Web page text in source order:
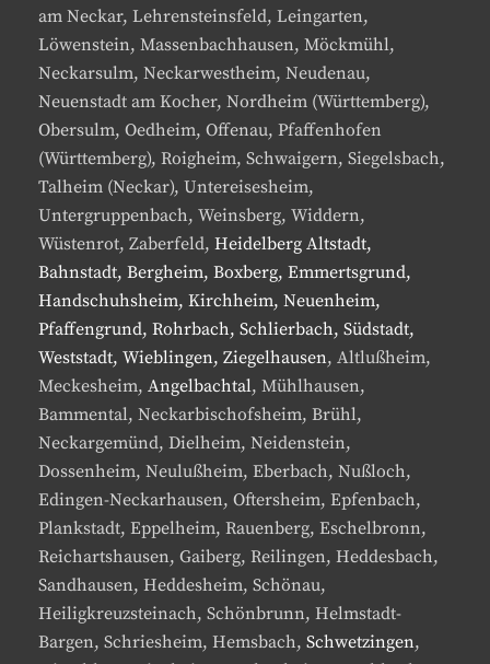
am Neckar, Lehrensteinsfeld, Leingarten,
Löwenstein, Massenbachhausen, Möckmühl,
Neckarsulm, Neckarwestheim, Neudenau,
Neuenstadt am Kocher, Nordheim (Württemberg),
Obersulm, Oedheim, Offenau, Pfaffenhofen
(Württemberg), Roigheim, Schwaigern, Siegelsbach,
Talheim (Neckar), Untereisesheim,
Untergruppenbach, Weinsberg, Widdern,
Wüstenrot, Zaberfeld, Heidelberg Altstadt,
Bahnstadt, Bergheim, Boxberg, Emmertsgrund,
Handschuhsheim, Kirchheim, Neuenheim,
Pfaffengrund, Rohrbach, Schlierbach, Südstadt,
Weststadt, Wieblingen, Ziegelhausen, Altlußheim,
Meckesheim, Angelbachtal, Mühlhausen,
Bammental, Neckarbischofsheim, Brühl,
Neckargemünd, Dielheim, Neidenstein,
Dossenheim, Neulußheim, Eberbach, Nußloch,
Edingen-Neckarhausen, Oftersheim, Epfenbach,
Plankstadt, Eppelheim, Rauenberg, Eschelbronn,
Reichartshausen, Gaiberg, Reilingen, Heddesbach,
Sandhausen, Heddesheim, Schönau,
Heiligkreuzsteinach, Schönbrunn, Helmstadt-
Bargen, Schriesheim, Hemsbach, Schwetzingen,